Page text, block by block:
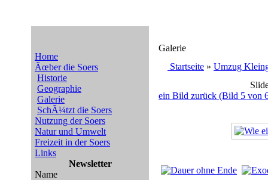
Home
Ãœber die Soers
Historie
Geographie
Galerie
SchÃ¼tzt die Soers
Nutzung der Soers
Natur und Umwelt
Freizeit in der Soers
Links
Newsletter
Name
Galerie
Startseite » Umzug
ein Bild zurück (Bild 5 von